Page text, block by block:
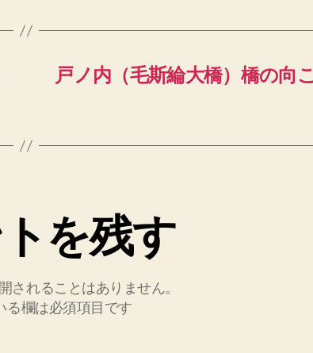
戸ノ内（毛斯綸大橋）橋の向
を残す
されることはありません。
る欄は必須項目です